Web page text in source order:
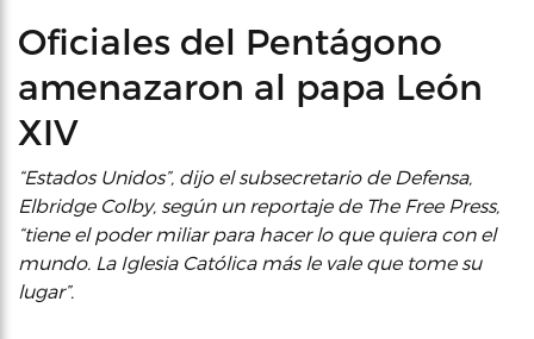
Oficiales del Pentágono
amenazaron al papa León
XIV
“Estados Unidos”, dijo el subsecretario de Defensa,
Elbridge Colby, según un reportaje de The Free Press,
“tiene el poder miliar para hacer lo que quiera con el
mundo. La Iglesia Católica más le vale que tome su
lugar”.